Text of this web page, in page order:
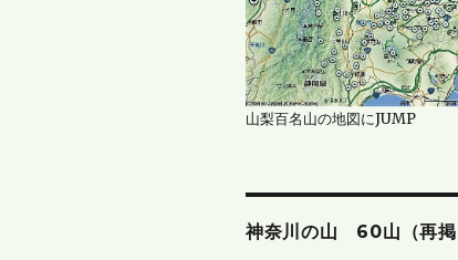
山梨百名山の地図にJUMP
神奈川の山 60山（再掲